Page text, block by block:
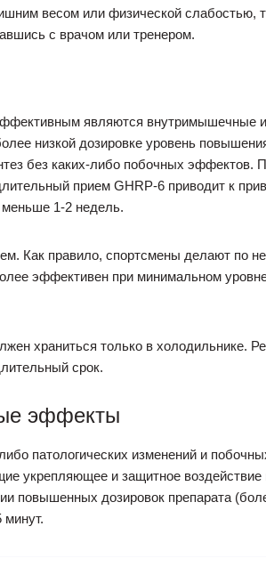
весом или физической слабостью,
с врачом или тренером.
являются внутримышечные
низкой дозировке уровень
без каких-либо побочных эффектов.
прием GHRP-6 приводит к
1-2 недель.
Как правило, спортсмены делают по
эффективен при минимальном
храниться только в холодильнике.
срок.
эффекты
патологических изменений и
укрепляющее и защитное
повышенных дозировок препарата